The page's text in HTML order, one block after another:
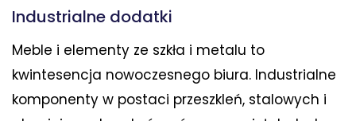
Industrialne dodatki
Meble i elementy ze szkła i metalu to
kwintesencja nowoczesnego biura. Industrialne
komponenty w postaci przeszkleń, stalowych i